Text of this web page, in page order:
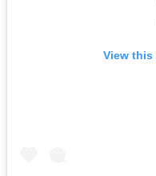
View this